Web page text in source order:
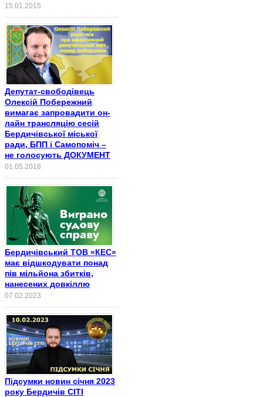
15.01.2015
Депутат-свободівець
Олексій Побережний
вимагає запровадити он-
лайн трансляцію сесій
Бердичівської міської
ради, БПП і Самопоміч –
не голосують ДОКУМЕНТ
01.05.2018
Бердичівський ТОВ «КЕС»
має відшкодувати понад
пів мільйона збитків,
нанесених довкіллю
07.02.2023
Підсумки новин січня 2023
року Бердичів СІТІ